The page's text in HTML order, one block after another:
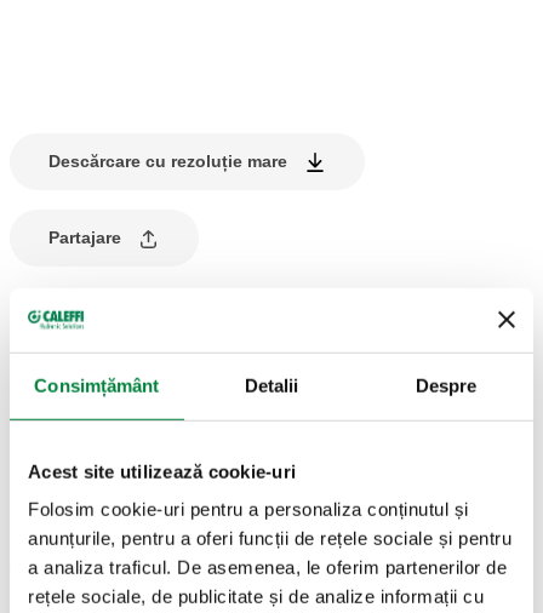
Consimțământ Detalii Despre
Acest site utilizează cookie-uri
Folosim cookie-uri pentru a personaliza conținutul și
anunțurile, pentru a oferi funcții de rețele sociale și pentru
a analiza traficul. De asemenea, le oferim partenerilor de
rețele sociale, de publicitate și de analize informații cu
Descărcare cu rezoluție mare
Partajare
DESCRIEREA PRODUSULUI
Disc cu dop cu calotă, pentru derivațiile colectoarelor.
DESENE ȘI SPECIFICAȚII
Cod articol Racord Actions